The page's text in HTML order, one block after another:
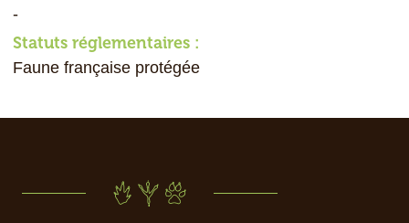
-
Statuts réglementaires :
Faune française protégée